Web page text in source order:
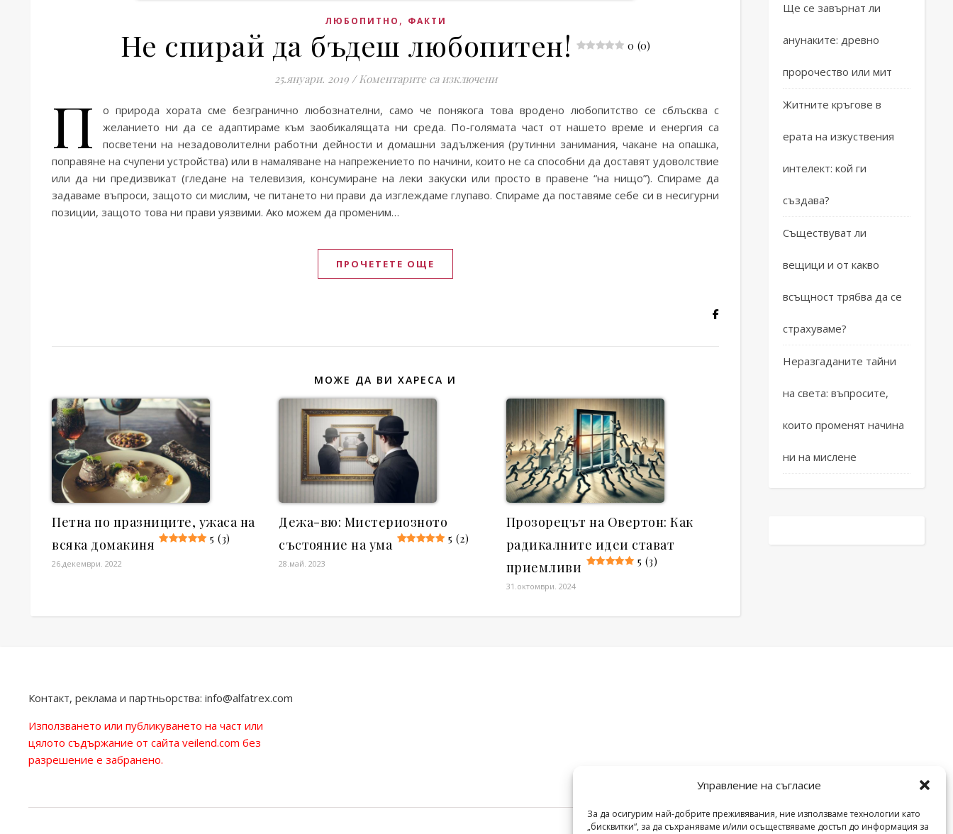
Управление на съгласие
За да осигурим най-добрите преживявания, ние използваме технологии като
„бисквитки“, за да съхраняваме и/или осъществяваме достъп до информация за
ЛЮБОПИТНО , ФАКТИ
Не спирай да бъдеш любопитен! 0 (0)
25.януари. 2019 / Коментарите са изключениза Не спирай да бъдеш любопитен!
П
о природа хората сме безгранично любознателни, само че понякога това вродено любопитство се сблъсква с
желанието ни да се адаптираме към заобикалящата ни среда. По-голямата част от нашето време и енергия са
посветени на незадоволителни работни дейности и домашни задължения (рутинни занимания, чакане на опашка,
поправяне на счупени устройства) или в намаляване на напрежението по начини, които не са способни да доставят удоволствие
или да ни предизвикат (гледане на телевизия, консумиране на леки закуски или просто в правене “на нищо”). Спираме да
задаваме въпроси, защото си мислим, че питането ни прави да изглеждаме глупаво. Спираме да поставяме себе си в несигурни
позиции, защото това ни прави уязвими. Ако можем да променим…
ПРОЧЕТЕТЕ ОЩЕ
МОЖЕ ДА ВИ ХАРЕСА И
Петна по празниците, ужаса на
всяка домакиня
5 (3)
26.декември. 2022
Дежа-вю: Мистериозното
състояние на ума
5 (2)
28.май. 2023
Прозорецът на Овертон: Как
радикалните идеи стават
приемливи
5 (3)
31.октомври. 2024
Ще се завърнат ли
анунаките: древно
пророчество или мит
Житните кръгове в
ерата на изкуствения
интелект: кой ги
създава?
Съществуват ли
вещици и от какво
всъщност трябва да се
страхуваме?
Неразгаданите тайни
на света: въпросите,
които променят начина
ни на мислене
Контакт, реклама и партньорства: info@alfatrex.com
Използването или публикуването на част или
цялото съдържание от сайта veilend.com без
разрешение е забранено.